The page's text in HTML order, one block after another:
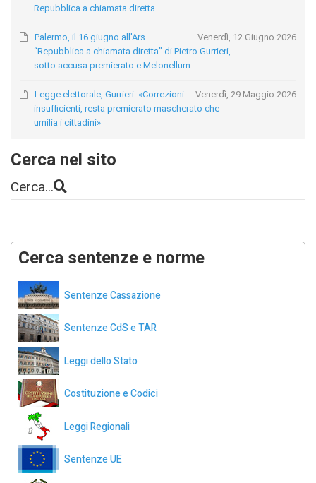
Repubblica a chiamata diretta
Venerdì, 12 Giugno 2026
Palermo, il 16 giugno all'Ars
“Repubblica a chiamata diretta" di Pietro Gurrieri,
sotto accusa premierato e Melonellum
Venerdì, 29 Maggio 2026
Legge elettorale, Gurrieri: «Correzioni
insufficienti, resta premierato mascherato che
umilia i cittadini»
Cerca nel sito
Cerca...
Cerca sentenze e norme
Sentenze Cassazione
Sentenze CdS e TAR
Leggi dello Stato
Costituzione e Codici
Leggi Regionali
Sentenze UE